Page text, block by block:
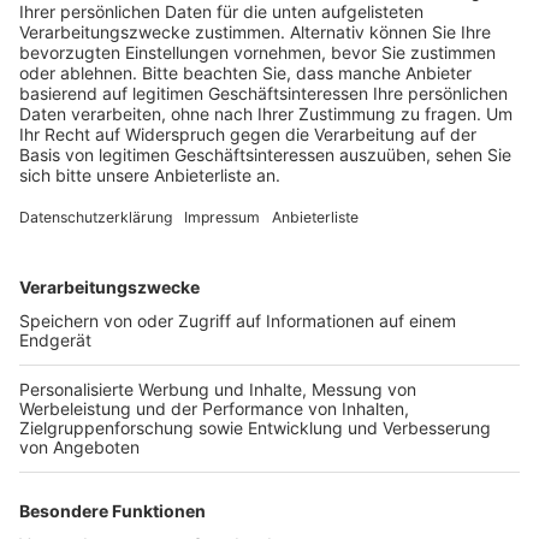
Veranstaltungen mit bis zu 300 Gästen wieder
stattfinden, alles was darüber geht, soll ins
nächste Jahr geschoben werden, Tickets behalten
ihre Gültigkeit.
Veröffentlicht:Mittwoch, 05.08.2020 18:45
Anzeige
So plant der Veranstalter zumindest bis zu den
Herbstferien, für alle Events danach will er erst die
weiteren Entwicklungen abwarten.Gleiches gilt auch
für den Hürther Löhrerhof: Hier finden die
Veranstaltungen jetzt bis Ende September im
Kulturbiergarten am Bürgerhaus statt. Das kommt bei
den Besuchern auch sehr gut an, sagt die Betreiberin.
Trotzdem hofft sie, spätestens im nächsten Jahr